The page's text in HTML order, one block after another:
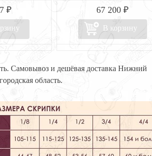
₽ 67 200 ₽
В корзину
Самовывоз и дешёвая доставка Нижний
область.